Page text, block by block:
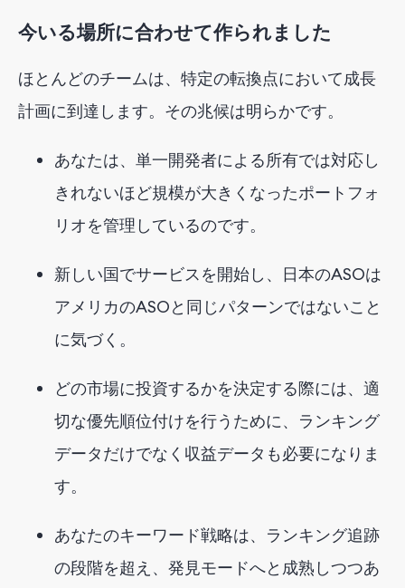
今いる場所に合わせて作られました
ほとんどのチームは、特定の転換点において成長
計画に到達します。その兆候は明らかです。
あなたは、単一開発者による所有では対応し
きれないほど規模が大きくなったポートフォ
リオを管理しているのです。
新しい国でサービスを開始し、日本のASOは
アメリカのASOと同じパターンではないこと
に気づく。
どの市場に投資するかを決定する際には、適
切な優先順位付けを行うために、ランキング
データだけでなく収益データも必要になりま
す。
あなたのキーワード戦略は、ランキング追跡
の段階を超え、発見モードへと成熟しつつあ